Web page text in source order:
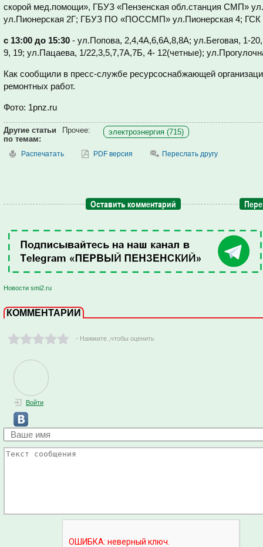
скорой мед.помощи», ГБУЗ «Пензенская обл.станция СМП»
ул.Пионерская 2Г; ГБУЗ ПО «ПОССМП» ул.Пионерская 4;
с 13:00 до 15:30 - ул.Попова, 2,4,4А,6,6А,8,8А; ул.Беговая, 1-
9, 19; ул.Пацаева, 1/22,3,5,7,7А,7Б, 4- 12(четные);
Как сообщили в пресс-службе ресурсоснабжающей
ремонтных работ.
Фото: 1pnz.ru
Другие статьи
по темам:
Прочее: электроэнергия (715)
Распечатать PDF версия Переслать другу
Оставить комментарий
Новости smi2.ru
КОММЕНТАРИИ
- Нажмите ,чтобы оценить
Войти